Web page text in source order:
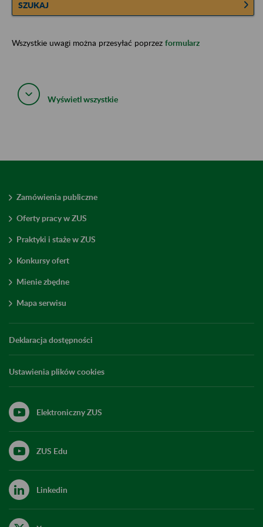
SZUKAJ
Wszystkie uwagi można przesyłać poprzez formularz
Wyświetl wszystkie
Zamówienia publiczne
Oferty pracy w ZUS
Praktyki i staże w ZUS
Konkursy ofert
Mienie zbędne
Mapa serwisu
Deklaracja dostępności
Ustawienia plików cookies
Elektroniczny ZUS
ZUS Edu
Linkedin